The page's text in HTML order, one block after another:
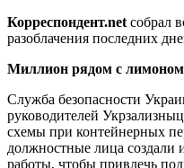
Корреспондент.net собрал
разоблачения последних
Миллион рядом с лимоном
Служба безопасности
руководителей
схемы при контейнерных
должностные лица создали
работы, чтобы привлечь